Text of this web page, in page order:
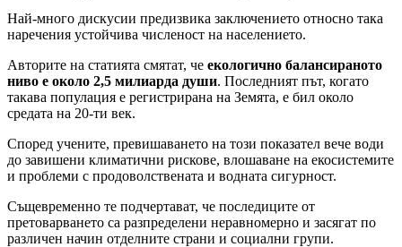
Най-много дискусии предизвика заключението относно така
наречения устойчива численост на населението.
Авторите на статията смятат, че екологично балансираното
ниво е около 2,5 милиарда души. Последният път, когато
такава популация е регистрирана на Земята, е бил около
средата на 20-ти век.
Според учените, превишаването на този показател вече води
до завишени климатични рискове, влошаване на екосистемите
и проблеми с продоволствената и водната сигурност.
Същевременно те подчертават, че последиците от
претоварването са разпределени неравномерно и засягат по
различен начин отделните страни и социални групи.